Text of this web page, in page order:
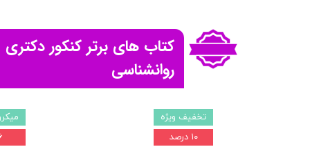
تخفیف ویژه
۱۰ درصد
کتاب های برتر کنکور دکتری
روانشناسی